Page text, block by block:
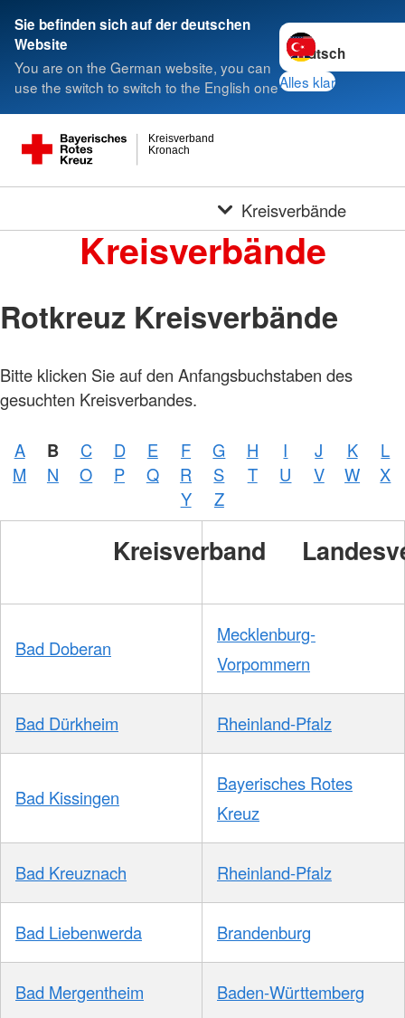
Sie befinden sich auf der deutschen
Website
You are on the German website, you can
use the switch to switch to the English one
Sprache wechseln
Alles klar
Kronach
Kreisverband
Kreisverbände
Kreisverbände
Rotkreuz Kreisverbände
Bitte klicken Sie auf den Anfangsbuchstaben des
gesuchten Kreisverbandes.
A B C D E F G H I J K
L
M
N O P Q R S T U V W
X
Y
Z
Kreisverband
Bad Doberan
Mecklenburg-
Vorpommern
Bad Dürkheim Rheinland-Pfalz
Bad Kissingen
Bayerisches Rotes
Kreuz
Bad Kreuznach Rheinland-Pfalz
Bad Liebenwerda Brandenburg
Bad Mergentheim Baden-Württemberg